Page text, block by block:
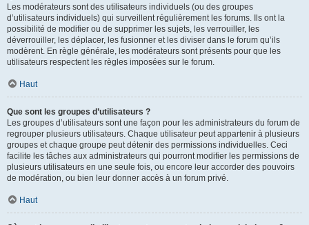
Les modérateurs sont des utilisateurs individuels (ou des groupes
d’utilisateurs individuels) qui surveillent régulièrement les forums. Ils ont la
possibilité de modifier ou de supprimer les sujets, les verrouiller, les
déverrouiller, les déplacer, les fusionner et les diviser dans le forum qu’ils
modèrent. En règle générale, les modérateurs sont présents pour que les
utilisateurs respectent les règles imposées sur le forum.
Haut
Que sont les groupes d’utilisateurs ?
Les groupes d’utilisateurs sont une façon pour les administrateurs du forum de
regrouper plusieurs utilisateurs. Chaque utilisateur peut appartenir à plusieurs
groupes et chaque groupe peut détenir des permissions individuelles. Ceci
facilite les tâches aux administrateurs qui pourront modifier les permissions de
plusieurs utilisateurs en une seule fois, ou encore leur accorder des pouvoirs
de modération, ou bien leur donner accès à un forum privé.
Haut